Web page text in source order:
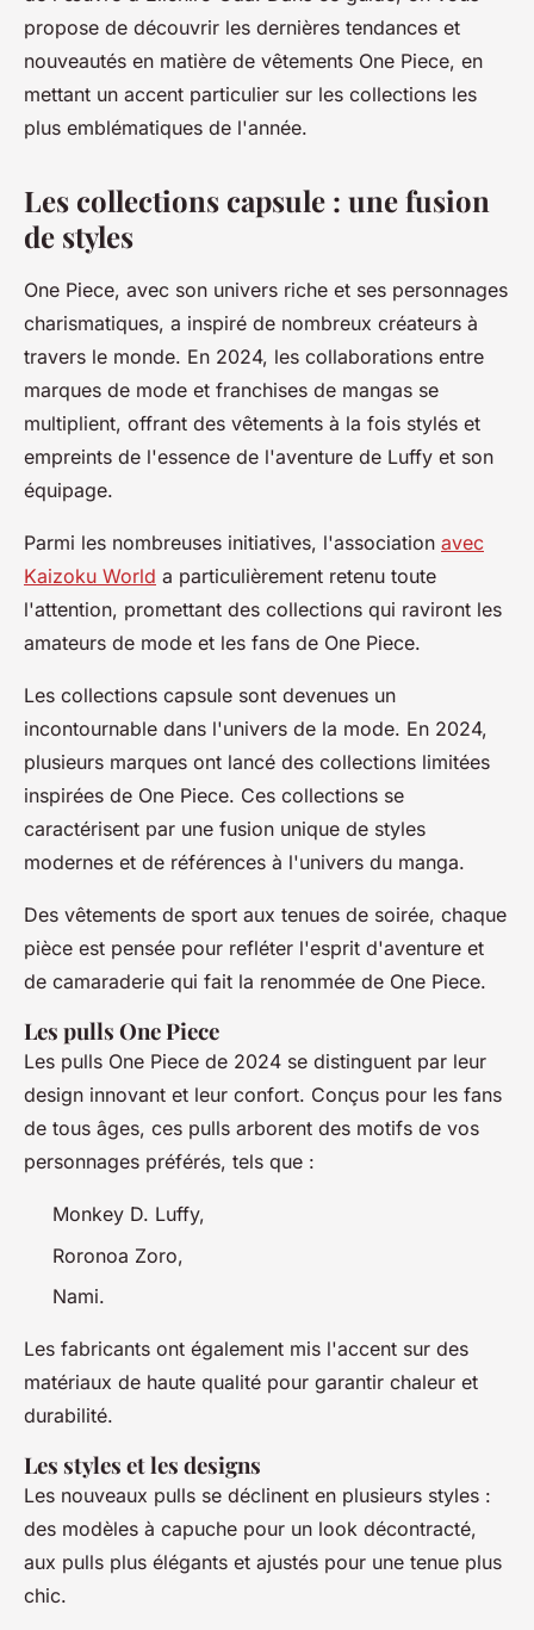
propose de découvrir les dernières tendances et
nouveautés en matière de vêtements One Piece, en
mettant un accent particulier sur les collections les
plus emblématiques de l'année.
Les collections capsule : une fusion
de styles
One Piece, avec son univers riche et ses personnages
charismatiques, a inspiré de nombreux créateurs à
travers le monde. En 2024, les collaborations entre
marques de mode et franchises de mangas se
multiplient, offrant des vêtements à la fois stylés et
empreints de l'essence de l'aventure de Luffy et son
équipage.
Parmi les nombreuses initiatives, l'association avec
Kaizoku World a particulièrement retenu toute
l'attention, promettant des collections qui raviront les
amateurs de mode et les fans de One Piece.
Les collections capsule sont devenues un
incontournable dans l'univers de la mode. En 2024,
plusieurs marques ont lancé des collections limitées
inspirées de One Piece. Ces collections se
caractérisent par une fusion unique de styles
modernes et de références à l'univers du manga.
Des vêtements de sport aux tenues de soirée, chaque
pièce est pensée pour refléter l'esprit d'aventure et
de camaraderie qui fait la renommée de One Piece.
Les pulls One Piece
Les pulls One Piece de 2024 se distinguent par leur
design innovant et leur confort. Conçus pour les fans
de tous âges, ces pulls arborent des motifs de vos
personnages préférés, tels que :
Monkey D. Luffy,
Roronoa Zoro,
Nami.
Les fabricants ont également mis l'accent sur des
matériaux de haute qualité pour garantir chaleur et
durabilité.
Les styles et les designs
Les nouveaux pulls se déclinent en plusieurs styles :
des modèles à capuche pour un look décontracté,
aux pulls plus élégants et ajustés pour une tenue plus
chic.